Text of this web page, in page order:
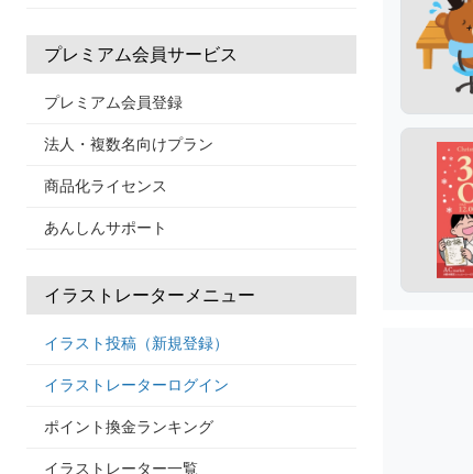
プレミアム会員サービス
プレミアム会員登録
法人・複数名向けプラン
商品化ライセンス
あんしんサポート
イラストレーターメニュー
イラスト投稿（新規登録）
イラストレーターログイン
ポイント換金ランキング
イラストレーター一覧